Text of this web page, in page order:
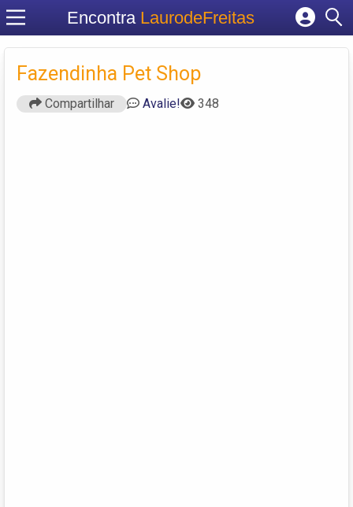
Encontra LaurodeFreitas
Fazer login
Fazendinha Pet Shop
Compartilhar Avalie! 348